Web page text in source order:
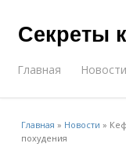
Секреты
Главная Новости
Главная » Новости »
похудения